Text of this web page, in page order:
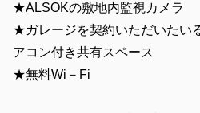
★ALSOKの敷地内監視カメラ
★ガレージを契約いただいたい
アコン付き共有スペース
★無料Wi－Fi